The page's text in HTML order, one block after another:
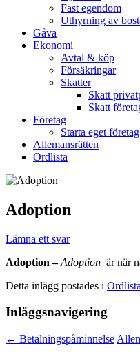
Fast egendom
Uthyrning av
Gåva
Ekonomi
Avtal & köp
Försäkringar
Skatter
Skatt
Skatt
Företag
Starta eget företag
Allemansrätten
Ordlista
Adoption
Lämna ett svar
Adoption –Adoption är när
Detta inlägg postades i Ordlista
Inläggsnavigering
← Betalningspåminnelse